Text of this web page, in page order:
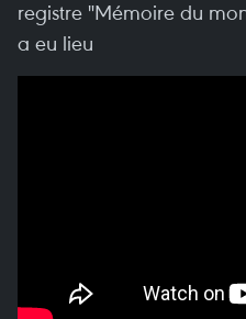
registre "Mémoire du
a eu lieu